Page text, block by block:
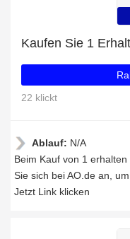
22 klickt
Ablauf: N/A
Beim Kauf von 1
Sie sich bei AO.de an,
Jetzt Link klicken